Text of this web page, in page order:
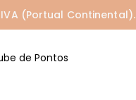
(Portual Continental).
de Pontos